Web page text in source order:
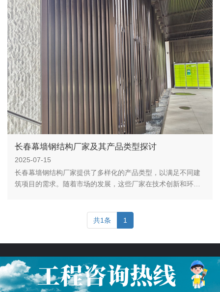
长春幕墙钢结构厂家及其产品类型探讨
2025-07-15
长春幕墙钢结构厂家提供了多样化的产品类型，以满足不同建
筑项目的需求。随着市场的发展，这些厂家在技术创新和环保
共1条 1